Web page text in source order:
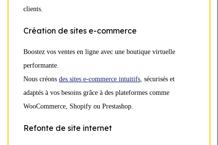
clients.
Création de sites e-commerce
Boostez vos ventes en ligne avec une boutique virtuelle
performante.
Nous créons des sites e-commerce intuitifs, sécurisés et
adaptés à vos besoins grâce à des plateformes comme
WooCommerce, Shopify ou Prestashop.
Refonte de site internet